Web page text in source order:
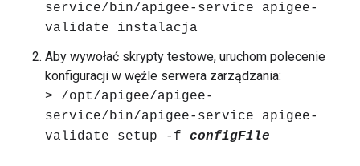
service/bin/apigee-service apigee-
validate instalacja
Aby wywołać skrypty testowe, uruchom polecenie
konfiguracji w węźle serwera zarządzania:
> /opt/apigee/apigee-
service/bin/apigee-service apigee-
validate setup -f configFile